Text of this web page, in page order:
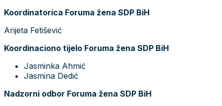
Koordinatorica Foruma žena SDP BiH
Arijeta Fetišević
Koordinaciono tijelo Foruma žena SDP BiH
Jasminka Ahmić
Jasmina Dedić
Nadzorni odbor Foruma žena SDP BiH